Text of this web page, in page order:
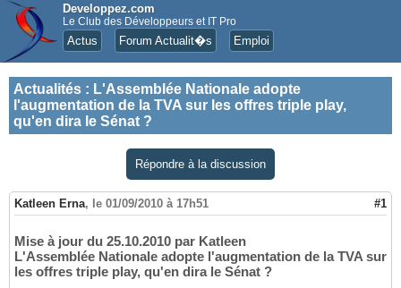
Developpez.com
Le Club des Développeurs et IT Pro
Actus Forum Actualit�s Emploi
Actualités : L'Assemblée Nationale adopte
l'augmentation de la TVA sur les offres triple play,
qu'en dira le Sénat ?
Répondre à la discussion
Katleen Erna, le 01/09/2010 à 17h51 #1
Mise à jour du 25.10.2010 par Katleen
L'Assemblée Nationale adopte l'augmentation de la TVA sur
les offres triple play, qu'en dira le Sénat ?